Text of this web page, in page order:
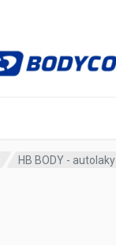
HB BODY - autolaky